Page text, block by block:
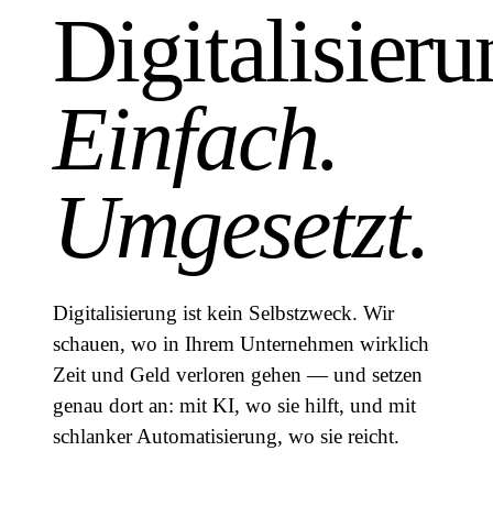
Einfach.
Umgesetzt.
Digitalisierung ist kein Selbstzweck. Wir
schauen, wo in Ihrem Unternehmen wirklich
Zeit und Geld verloren gehen — und setzen
genau dort an: mit KI, wo sie hilft, und mit
schlanker Automatisierung, wo sie reicht.